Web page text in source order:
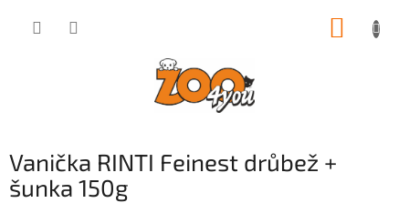
Vanička RINTI Feinest drůbež +
šunka 150g